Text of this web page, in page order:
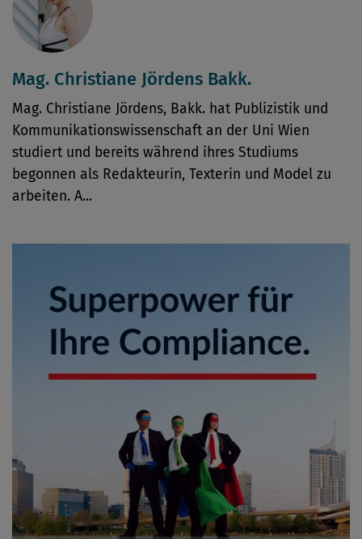
Mag. Christiane Jördens Bakk.
Mag. Christiane Jördens, Bakk. hat Publizistik und
Kommunikationswissenschaft an der Uni Wien
studiert und bereits während ihres Studiums
begonnen als Redakteurin, Texterin und Model zu
arbeiten. A...